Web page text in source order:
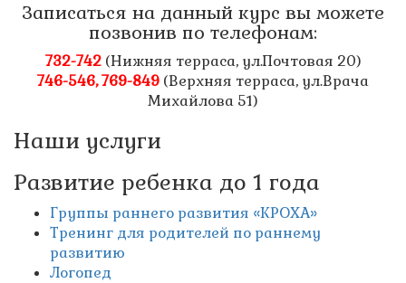
Записаться на данный курс вы можете
позвонив по телефонам:
732-742(Нижняя терраса, ул.Почтовая 20)
746-546, 769-849 (Верхняя терраса, ул.Врача
Михайлова 51)
Наши услуги
Развитие ребенка до 1 года
Группы раннего развития «КРОХА»
Тренинг для родителей по раннему
развитию
Логопед